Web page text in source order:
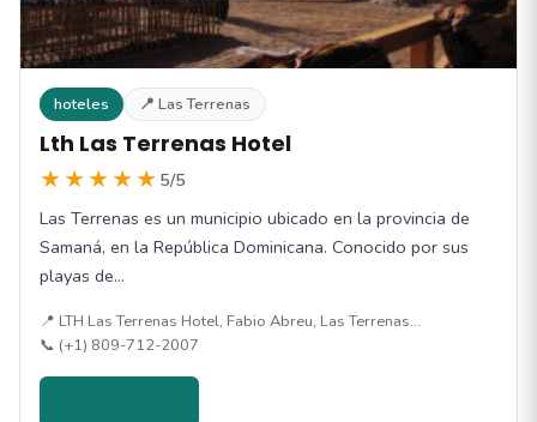
hoteles 📍 Las Terrenas
Lth Las Terrenas Hotel
★★★★★ 5/5
Las Terrenas es un municipio ubicado en la provincia de
Samaná, en la República Dominicana. Conocido por sus
playas de…
📍 LTH Las Terrenas Hotel, Fabio Abreu, Las Terrenas…
📞 (+1) 809-712-2007